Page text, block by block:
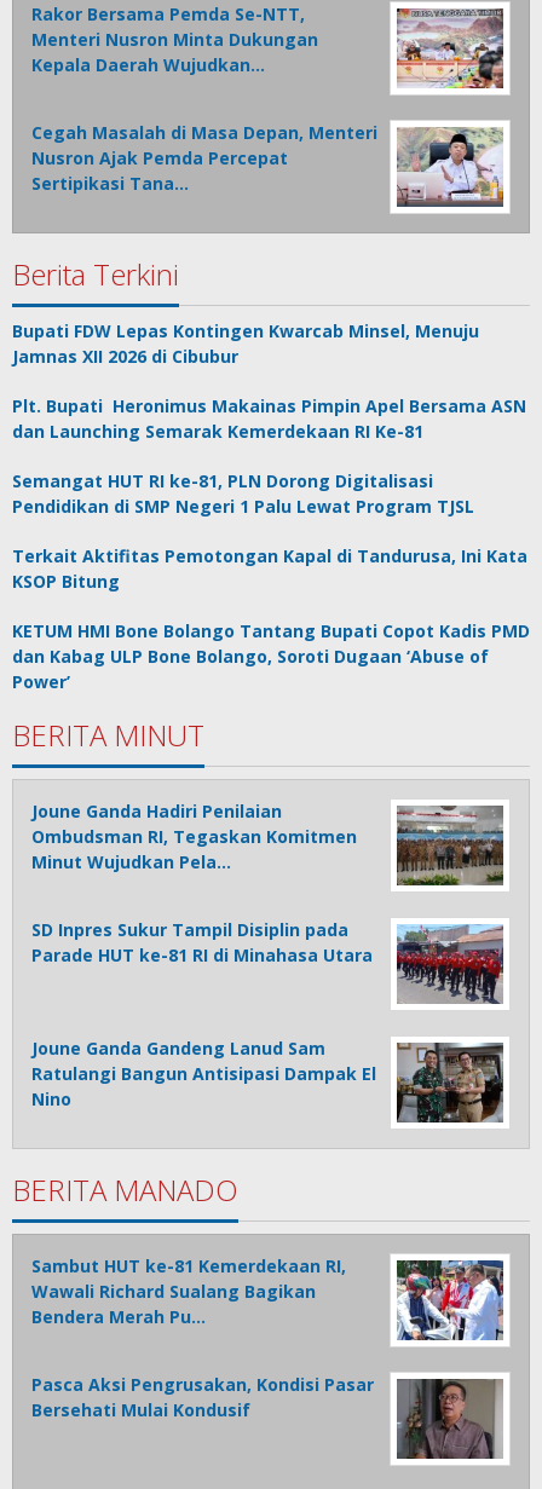
Rakor Bersama Pemda Se-NTT,
Menteri Nusron Minta Dukungan
Kepala Daerah Wujudkan…
Cegah Masalah di Masa Depan, Menteri
Nusron Ajak Pemda Percepat
Sertipikasi Tana…
Berita Terkini
Bupati FDW Lepas Kontingen Kwarcab Minsel, Menuju
Jamnas XII 2026 di Cibubur
Plt. Bupati Heronimus Makainas Pimpin Apel Bersama ASN
dan Launching Semarak Kemerdekaan RI Ke-81
Semangat HUT RI ke-81, PLN Dorong Digitalisasi
Pendidikan di SMP Negeri 1 Palu Lewat Program TJSL
Terkait Aktifitas Pemotongan Kapal di Tandurusa, Ini Kata
KSOP Bitung
KETUM HMI Bone Bolango Tantang Bupati Copot Kadis PMD
dan Kabag ULP Bone Bolango, Soroti Dugaan ‘Abuse of
Power’
BERITA MINUT
Joune Ganda Hadiri Penilaian
Ombudsman RI, Tegaskan Komitmen
Minut Wujudkan Pela…
SD Inpres Sukur Tampil Disiplin pada
Parade HUT ke-81 RI di Minahasa Utara
Joune Ganda Gandeng Lanud Sam
Ratulangi Bangun Antisipasi Dampak El
Nino
BERITA MANADO
Sambut HUT ke-81 Kemerdekaan RI,
Wawali Richard Sualang Bagikan
Bendera Merah Pu…
Pasca Aksi Pengrusakan, Kondisi Pasar
Bersehati Mulai Kondusif